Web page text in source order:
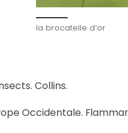
la brocatelle d’or
Collins.
Occidentale.